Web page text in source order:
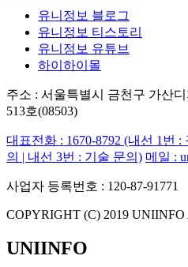
유니정보 블로그
유니정보 티스토리
유니정보 유튜브
하이하이몰
주소 : 서울특별시 금천구 가산
513호(08503)
대표전화 : 1670-8792 (내선 1번 :
의 | 내선 3번 : 기술 문의) 메일 :
사업자 등록번호 : 120-87-91771
COPYRIGHT (C) 2019
UNIINFO